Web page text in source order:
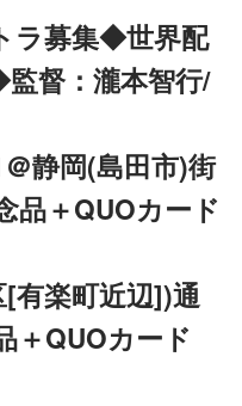
ラ募集◆世界配
督：瀧本智行/
静岡(島田市)街
品＋QUOカード
有楽町近辺])通
＋QUOカード